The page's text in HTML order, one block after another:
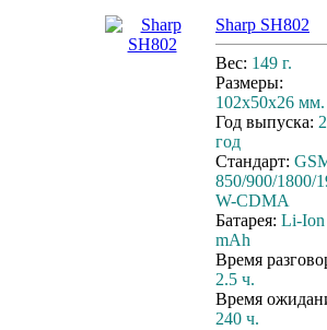
Sharp SH802
Вес: 149 г.
Размеры:
102x50x26 мм.
Год выпуска:
год
Стандарт:
850/900/1800/
W-CDMA
Батарея: Li-Ion
mAh
Время
2.5 ч.
Время
240 ч.